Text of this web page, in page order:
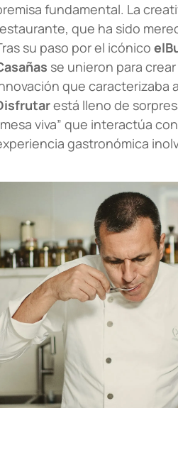
fundamental. La
que ha sido
su paso por el icónico
se unieron para crear
que caracterizaba
está lleno de
viva” que interactúa
gastronómica